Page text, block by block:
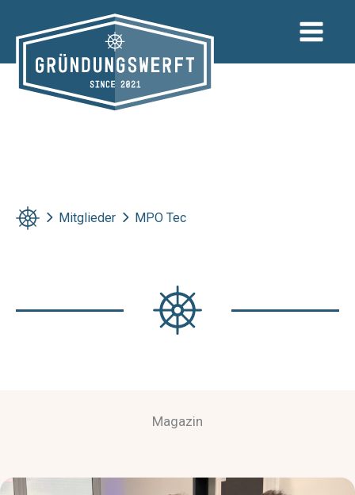
Inhalt
springen
Mitglieder MPO Tec
Magazin